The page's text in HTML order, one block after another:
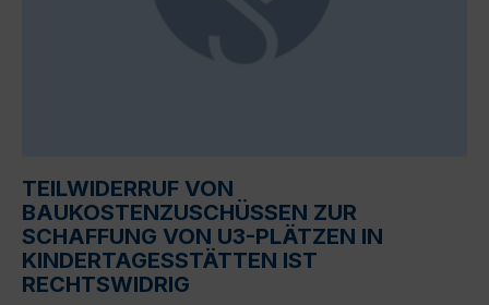
TEILWIDERRUF VON
BAUKOSTENZUSCHÜSSEN ZUR
SCHAFFUNG VON U3-PLÄTZEN IN
KINDERTAGESSTÄTTEN IST
RECHTSWIDRIG